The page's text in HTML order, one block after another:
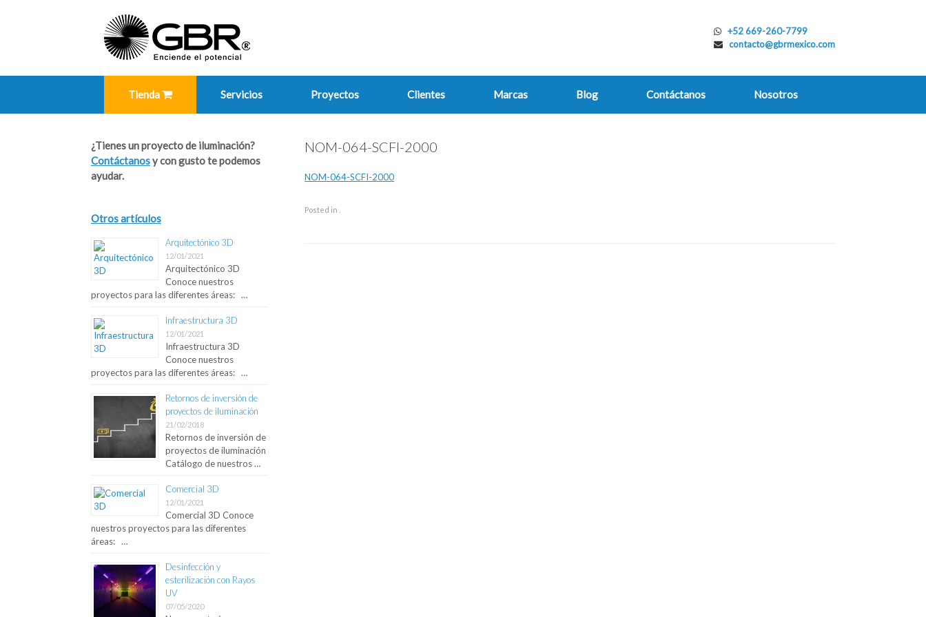
+52 669-260-7799
contacto@gbrmexico.com
Tienda Servicios Proyectos Clientes Marcas Blog Contáctanos Nosotros
NOM-064-SCFI-2000
NOM-064-SCFI-2000
Posted in .
¿Tienes un proyecto de iluminación?
Contáctanosy con gusto te podemos
ayudar.
Otros artículos
Arquitectónico 3D
12/01/2021
Arquitectónico 3D
Conoce nuestros
proyectos para las diferentes áreas: …
Infraestructura 3D
12/01/2021
Infraestructura 3D
Conoce nuestros
proyectos para las diferentes áreas: …
Retornos de inversión de
proyectos de iluminación
21/02/2018
Retornos de inversión de
proyectos de iluminación
Catálogo de nuestros …
Comercial 3D
12/01/2021
Comercial 3D Conoce
nuestros proyectos para las diferentes
áreas: …
Desinfección y
esterilización con Rayos
UV
07/05/2020